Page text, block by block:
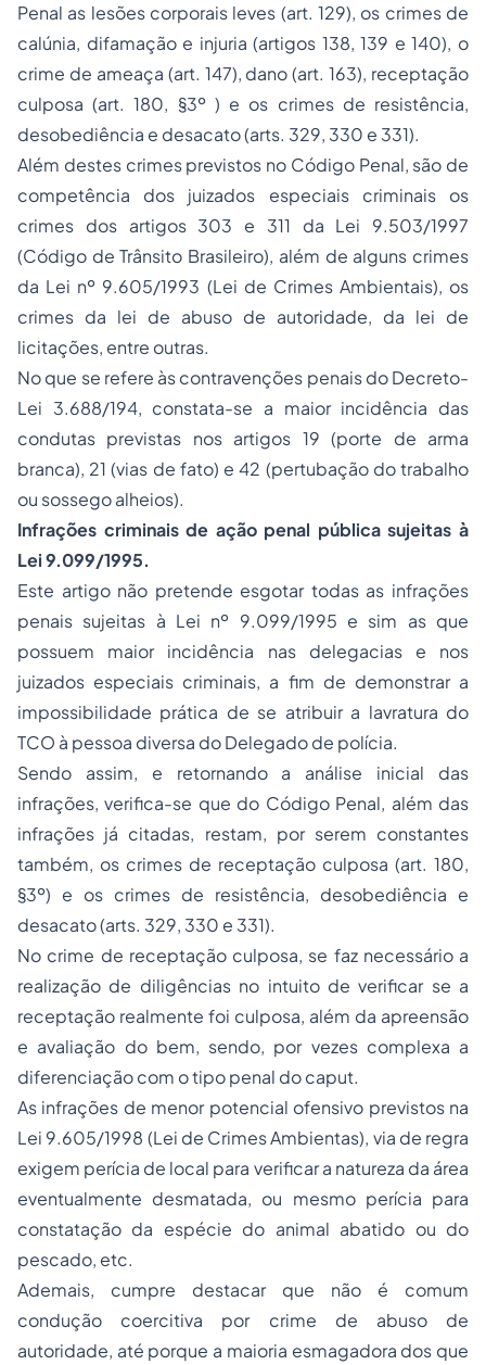
Penal as lesões corporais leves (art. 129), os crimes de
calúnia, difamação e injuria (artigos 138, 139 e 140), o
crime de ameaça (art. 147), dano (art. 163), receptação
culposa (art. 180, §3º ) e os crimes de resistência,
desobediência e desacato (arts. 329, 330 e 331).
Além destes crimes previstos no Código Penal, são de
competência dos juizados especiais criminais os
crimes dos artigos 303 e 311 da Lei 9.503/1997
(Código de Trânsito Brasileiro), além de alguns crimes
da Lei nº 9.605/1993 (Lei de Crimes Ambientais), os
crimes da lei de abuso de autoridade, da lei de
licitações, entre outras.
No que se refere às contravenções penais do Decreto-
Lei 3.688/194, constata-se a maior incidência das
condutas previstas nos artigos 19 (porte de arma
branca), 21 (vias de fato) e 42 (pertubação do trabalho
ou sossego alheios).
Infrações criminais de ação penal pública sujeitas à
Lei 9.099/1995.
Este artigo não pretende esgotar todas as infrações
penais sujeitas à Lei nº 9.099/1995 e sim as que
possuem maior incidência nas delegacias e nos
juizados especiais criminais, a fim de demonstrar a
impossibilidade prática de se atribuir a lavratura do
TCO à pessoa diversa do Delegado de polícia.
Sendo assim, e retornando a análise inicial das
infrações, verifica-se que do Código Penal, além das
infrações já citadas, restam, por serem constantes
também, os crimes de receptação culposa (art. 180,
§3º) e os crimes de resistência, desobediência e
desacato (arts. 329, 330 e 331).
No crime de receptação culposa, se faz necessário a
realização de diligências no intuito de verificar se a
receptação realmente foi culposa, além da apreensão
e avaliação do bem, sendo, por vezes complexa a
diferenciação com o tipo penal do caput.
As infrações de menor potencial ofensivo previstos na
Lei 9.605/1998 (Lei de Crimes Ambientas), via de regra
exigem perícia de local para verificar a natureza da área
eventualmente desmatada, ou mesmo perícia para
constatação da espécie do animal abatido ou do
pescado, etc.
Ademais, cumpre destacar que não é comum
condução coercitiva por crime de abuso de
autoridade, até porque a maioria esmagadora dos que